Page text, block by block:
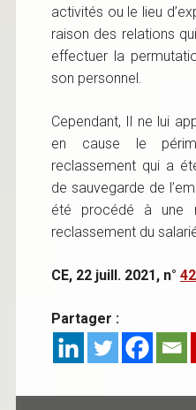
activités ou le lieu
raison des relations
effectuer la
son personnel.
Cependant, Il ne lui
en cause le
reclassement qui a
de sauvegarde de
été procédé à une
reclassement du
CE, 22 juill. 2021, n°
Partager :